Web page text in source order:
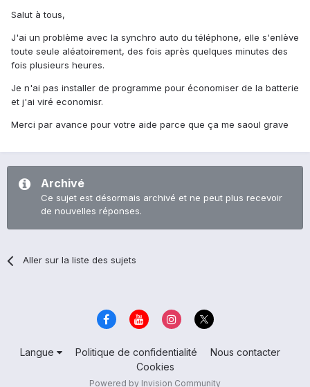
Salut à tous,
J'ai un problème avec la synchro auto du téléphone, elle s'enlève
toute seule aléatoirement, des fois après quelques minutes des
fois plusieurs heures.
Je n'ai pas installer de programme pour économiser de la batterie
et j'ai viré economisr.
Merci par avance pour votre aide parce que ça me saoul grave
Archivé
Ce sujet est désormais archivé et ne peut plus recevoir
de nouvelles réponses.
Aller sur la liste des sujets
Langue Politique de confidentialité
Nous contacter
Cookies
Powered by Invision Community